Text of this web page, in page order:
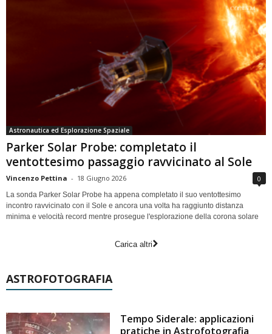
Astronautica ed Esplorazione Spaziale
Parker Solar Probe: completato il
ventottesimo passaggio ravvicinato al Sole
Vincenzo Pettina - 18 Giugno 2026 0
La sonda Parker Solar Probe ha appena completato il suo ventottesimo
incontro ravvicinato con il Sole e ancora una volta ha raggiunto distanza
minima e velocità record mentre prosegue l'esplorazione della corona solare
Carica altri
ASTROFOTOGRAFIA
Tempo Siderale: applicazioni
pratiche in Astrofotografia